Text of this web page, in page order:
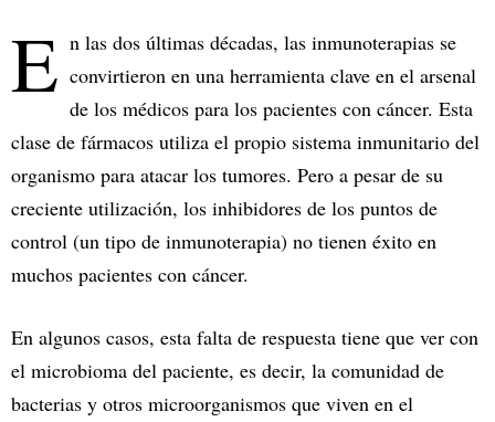
E n las dos últimas décadas, las inmunoterapias se
convirtieron en una herramienta clave en el arsenal
de los médicos para los pacientes con cáncer. Esta
clase de fármacos utiliza el propio sistema inmunitario del
organismo para atacar los tumores. Pero a pesar de su
creciente utilización, los inhibidores de los puntos de
control (un tipo de inmunoterapia) no tienen éxito en
muchos pacientes con cáncer.
En algunos casos, esta falta de respuesta tiene que ver con
el microbioma del paciente, es decir, la comunidad de
bacterias y otros microorganismos que viven en el